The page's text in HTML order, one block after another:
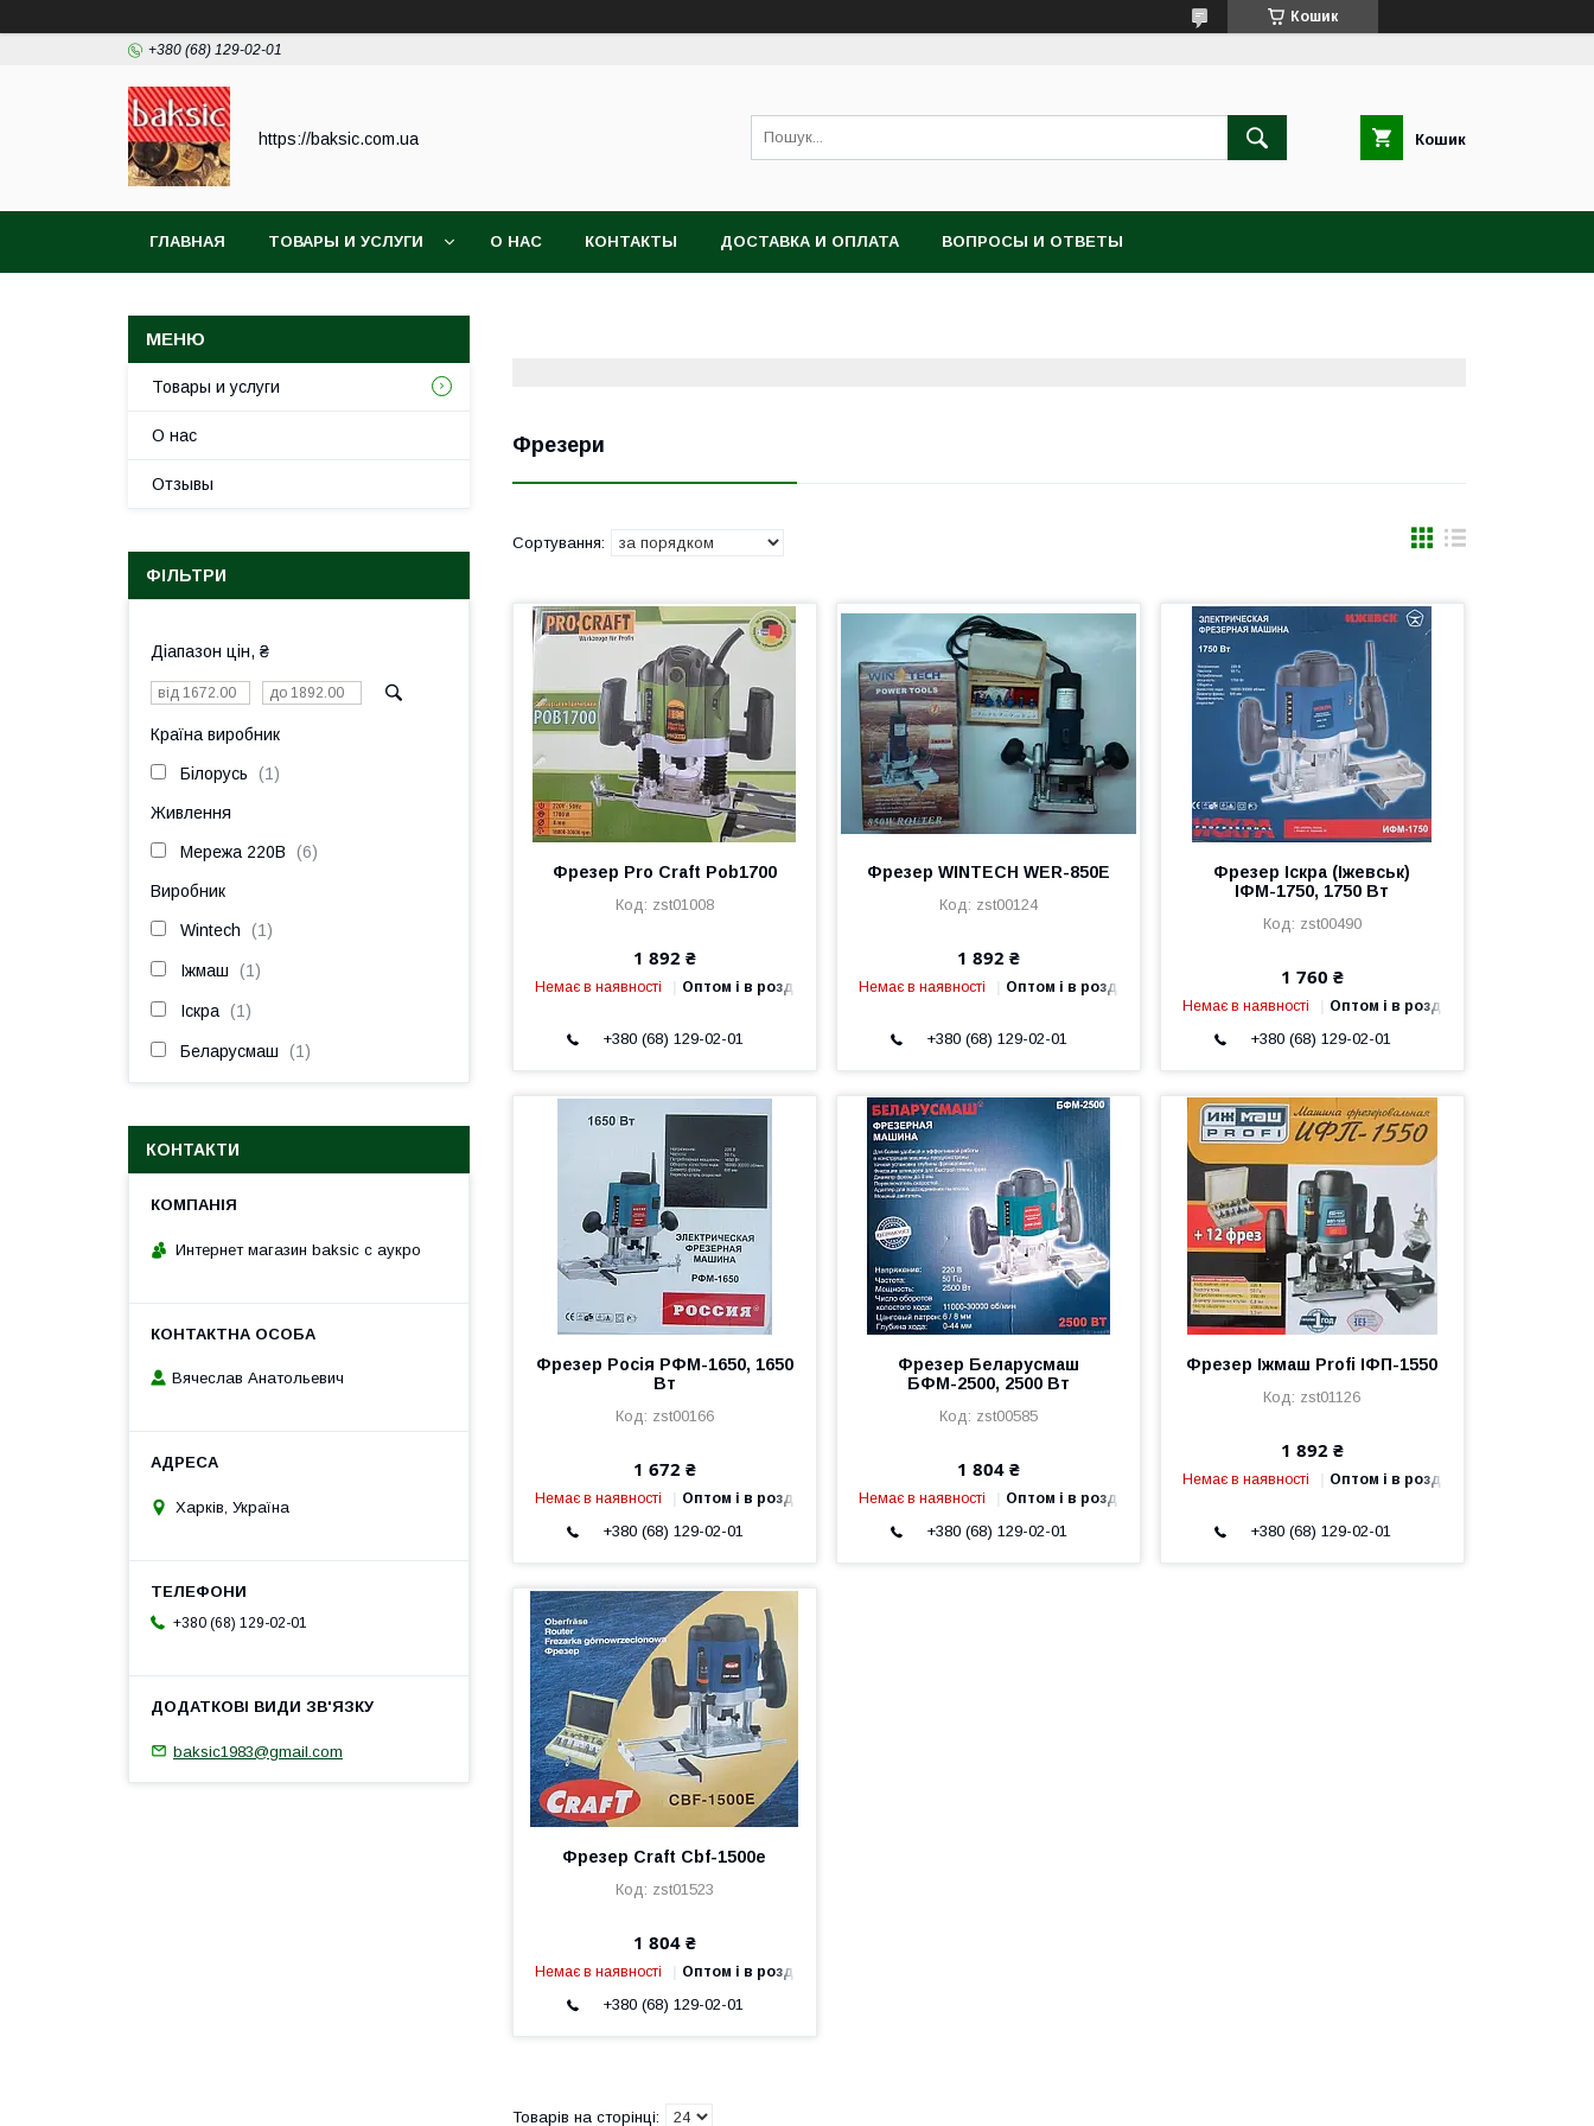
Кошик
+380 (68) 129-02-01
https://baksic.com.ua Кошик
ГЛАВНАЯ ТОВАРЫ И УСЛУГИ О НАС КОНТАКТЫ ДОСТАВКА И ОПЛАТА ВОПРОСЫ И ОТВЕТЫ
Фрезери
Фрезер Pro Craft Pob1700
zst01008
1 892 ₴
Немає в наявності Оптом і в роздріб
+380 (68) 129-02-01
Фрезер WINTECH WER-850E
zst00124
1 892 ₴
Немає в наявності Оптом і в роздріб
+380 (68) 129-02-01
Фрезер Іскра (Іжевськ)
ІФМ-1750, 1750 Вт
zst00490
1 760 ₴
Немає в наявності Оптом і в роздріб
+380 (68) 129-02-01
Фрезер Росія РФМ-1650, 1650
Вт
zst00166
1 672 ₴
Немає в наявності Оптом і в роздріб
+380 (68) 129-02-01
Фрезер Беларусмаш
БФМ-2500, 2500 Вт
zst00585
1 804 ₴
Немає в наявності Оптом і в роздріб
+380 (68) 129-02-01
Фрезер Іжмаш Profi ІФП-1550
zst01126
1 892 ₴
Немає в наявності Оптом і в роздріб
+380 (68) 129-02-01
Фрезер Craft Cbf-1500e
zst01523
1 804 ₴
Немає в наявності Оптом і в роздріб
+380 (68) 129-02-01
Товары и услуги
О нас
Отзывы
ФІЛЬТРИ
Діапазон цін, ₴
Країна виробник
Білорусь 1
Живлення
Мережа 220В 6
Виробник
Wintech 1
Іжмаш 1
Іскра 1
Беларусмаш 1
КОНТАКТИ
Интернет магазин baksic с аукро
Вячеслав Анатольевич
Харків, Україна
+380 (68) 129-02-01
baksic1983@gmail.com